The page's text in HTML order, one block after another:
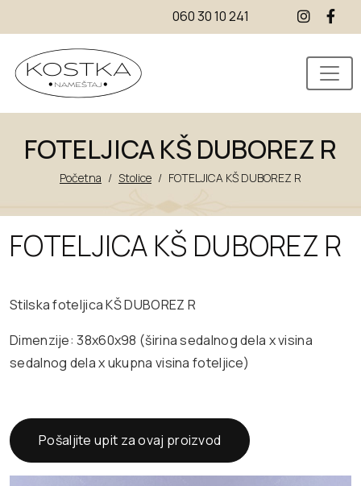
060 30 10 241
FOTELJICA KŠ DUBOREZ R
Početna / Stolice / FOTELJICA KŠ DUBOREZ R
FOTELJICA KŠ DUBOREZ R
Stilska foteljica KŠ DUBOREZ R
Dimenzije: 38x60x98 (širina sedalnog dela x visina
sedalnog dela x ukupna visina foteljice)
Pošaljite upit za ovaj proizvod